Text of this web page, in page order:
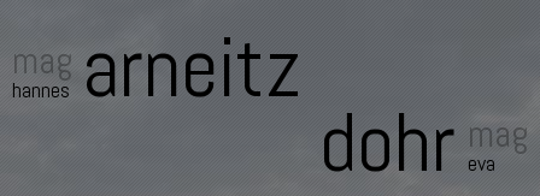
mag
hannes arneitz
mag
eva
dohr